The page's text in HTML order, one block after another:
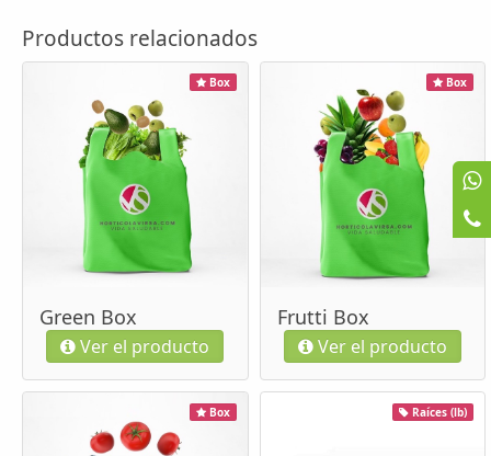
Productos relacionados
Box
Green Box
Ver el producto
Box
Frutti Box
Ver el producto
Box Raíces (lb)